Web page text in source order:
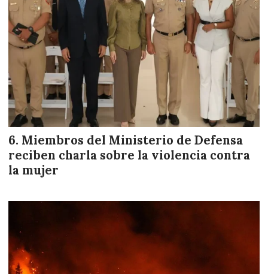
Miembros del Ministerio de Defensa
reciben charla sobre la violencia contra
la mujer